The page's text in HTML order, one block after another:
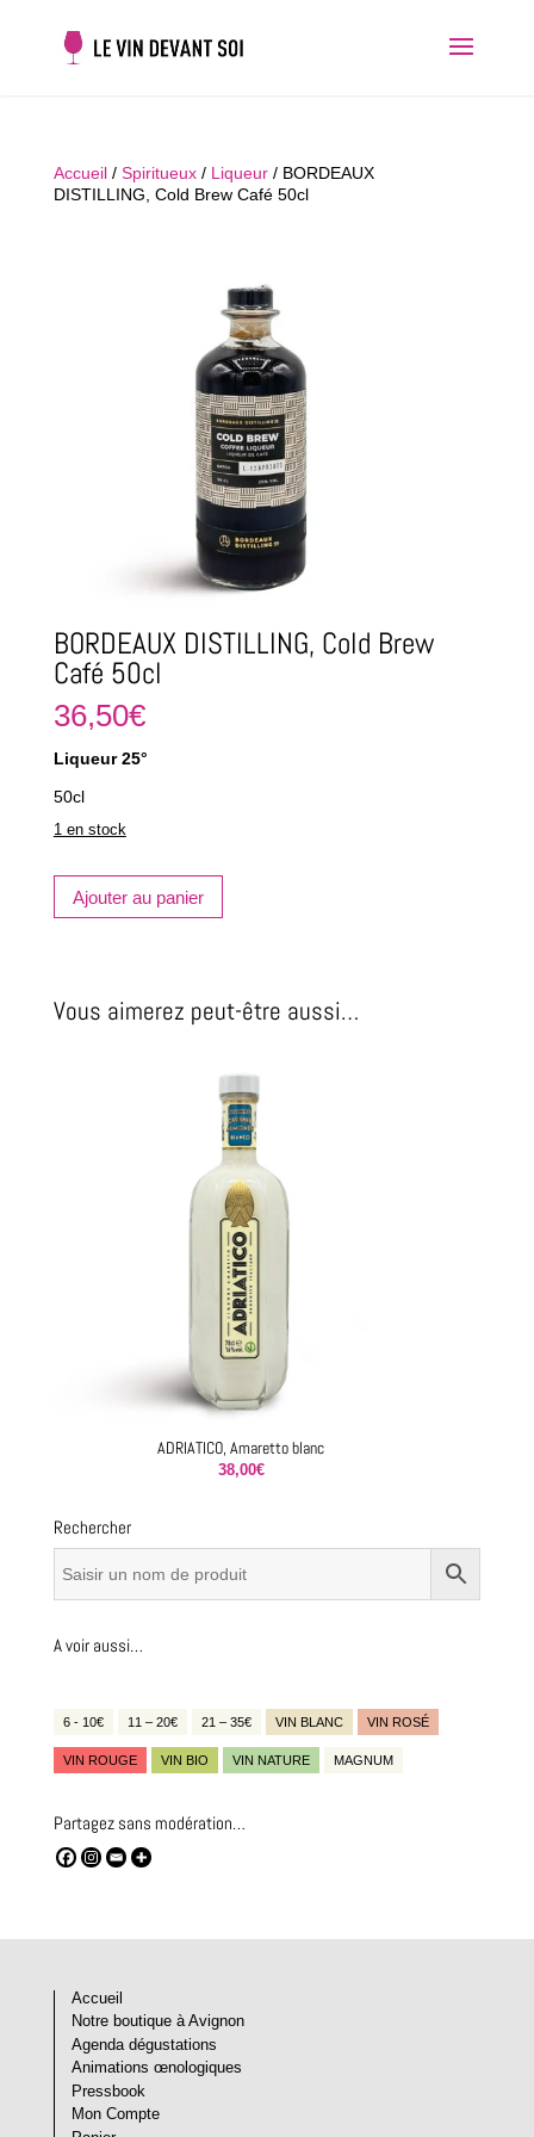
Accueil/ Spiritueux/ Liqueur/ BORDEAUX
DISTILLING, Cold Brew Café 50cl
BORDEAUX DISTILLING, Cold Brew
Café 50cl
36,50€
Liqueur 25°
50cl
1 en stock
Café
Ajouter au panier
Vous aimerez peut-être aussi…
ADRIATICO, Amaretto blanc
38,00€
Rechercher
A voir aussi…
6 - 10€ 11 – 20€ 21 – 35€ VIN BLANC VIN ROSÉ
VIN ROUGE VIN BIO VIN NATURE MAGNUM
Partagez sans modération…
Accueil
Notre boutique à Avignon
Agenda dégustations
Animations œnologiques
Pressbook
Mon Compte